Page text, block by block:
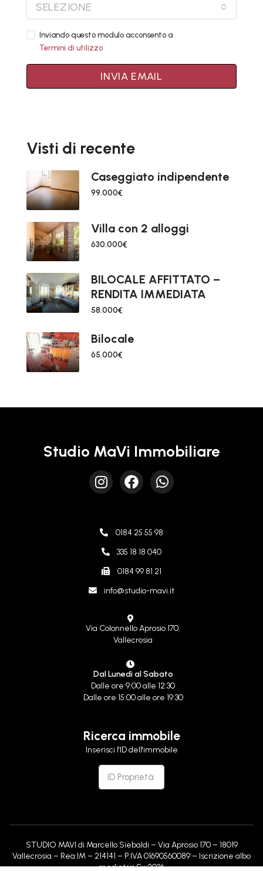
SELEZIONE
Inviando questo modulo acconsento a
Termini di utilizzo
INVIA EMAIL
Visti di recente
Caseggiato indipendente
99.000€
Villa con 2 alloggi
630.000€
BILOCALE AFFITTATO –
RENDITA IMMEDIATA
58.000€
Bilocale
65.000€
Studio MaVi Immobiliare
0184 25 55 98
335 18 18 040
0184 99 81 21
info@studio-mavi.it
Via Colonnello Aprosio 170,
Vallecrosia
Dal Lunedì al Sabato
Dalle ore 9:00 alle 12:30
Dalle ore 15:00 alle ore 19:30
Ricerca immobile
Inserisci l'ID dell'immobile
STUDIO MAVI di Marcello Siebaldi – Via Aprosio 170 – 18019
Vallecrosia – Rea IM – 214141 – P.IVA 01690560089 – Iscrizione albo
mediatori Sv 2036